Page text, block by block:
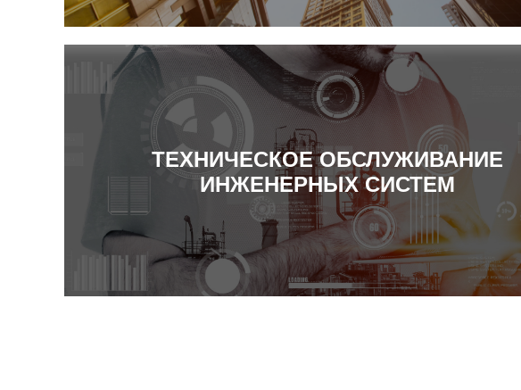
ТЕХНИЧЕСКОЕ ОБСЛУЖИВАНИЕ
ИНЖЕНЕРНЫХ СИСТЕМ